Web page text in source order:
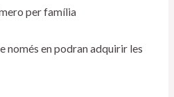
per família
només en podran adquirir les